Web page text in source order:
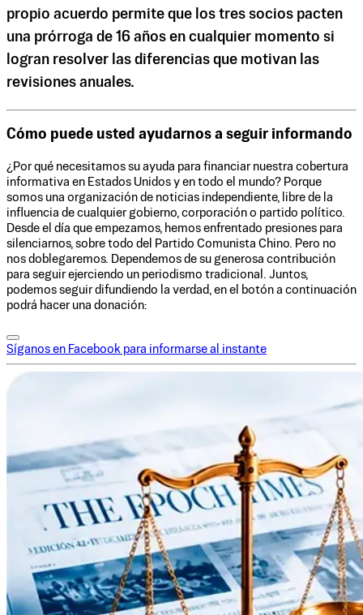
propio acuerdo permite que los tres socios pacten
una prórroga de 16 años en cualquier momento si
logran resolver las diferencias que motivan las
revisiones anuales.
Cómo puede usted ayudarnos a seguir informando
¿Por qué necesitamos su ayuda para financiar nuestra cobertura
informativa en Estados Unidos y en todo el mundo? Porque
somos una organización de noticias independiente, libre de la
influencia de cualquier gobierno, corporación o partido político.
Desde el día que empezamos, hemos enfrentado presiones para
silenciarnos, sobre todo del Partido Comunista Chino. Pero no
nos doblegaremos. Dependemos de su generosa contribución
para seguir ejerciendo un periodismo tradicional. Juntos,
podemos seguir difundiendo la verdad, en el botón a continuación
podrá hacer una donación:
Síganos en Facebook para informarse al instante